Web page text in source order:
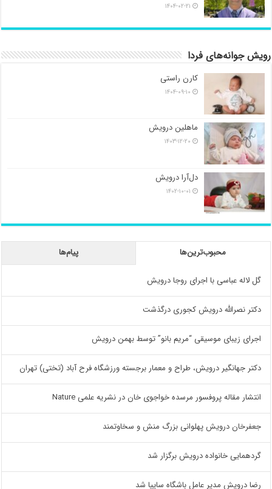
۱۴۰۴-۰۲-۲۱
رویش جوانه‌های فردا
کارن راستی
۱۴۰۴-۰۹-۱۰
ماهلین درویش
۱۴۰۳-۱۲-۲۰
دل‌آرا درویش
۱۴۰۲-۱۰-۰۱
محبوب‌ترین‌ها پیام‌ها
گل لاله عباسی با اجرای روجا درویش
دکتر نصرالله درویش کجوری درگذشت
اجرای زیبای موسیقی “مریم بانو” توسط بهمن درویش
دکتر جهانگیر درویش، طراح و معمار برجسته ورزشگاه فرح آباد (تختی) تهران
انتشار مقاله پروفسور مرسده خواجوی خان در نشریه علمی Nature
جعفرخان درویش پهلوانی بزرگ منش و سخاوتمند
گردهمایی خانواده درویش برگزار شد
رضا درویش مدیر عامل باشگاه سایپا شد